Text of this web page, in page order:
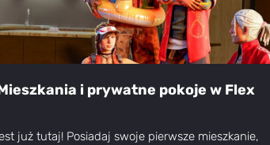
i prywatne pokoje w Flex
już tutaj! Posiadaj swoje pierwsze mieszkanie,